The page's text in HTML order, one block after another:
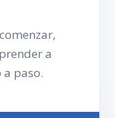
a
paso.